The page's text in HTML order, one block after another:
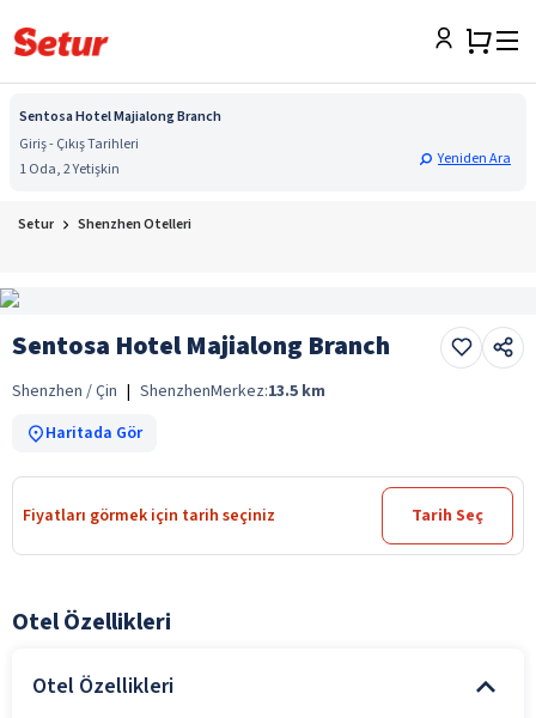
Sentosa Hotel Majialong Branch
Giriş - Çıkış Tarihleri
1 Oda, 2 Yetişkin
Yeniden Ara
Setur Shenzhen Otelleri
Sentosa Hotel Majialong Branch
Shenzhen / Çin | ShenzhenMerkez:13.5 km
Haritada Gör
Fiyatları görmek için tarih seçiniz Tarih Seç
Otel Özellikleri
Otel Özellikleri